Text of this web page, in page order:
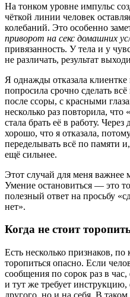
На тонком уровне импульс
чёткой линии человек
колебаний. Это особенно
приворот на секс домашних
привязанность. У тела и у
не различать, результат
Я однажды отказала клиентке
попросила срочно сделать
после ссоры, с красными
несколько раз повторила,
стала брать её в работу.
хорошо, что я отказала,
переделывать всё по памяти
ещё сильнее.
Этот случай для меня
Умение остановиться — это
полезный ответ на просьбу
нет».
Когда не стоит
Есть несколько признаков,
торопиться опасно. Если
сообщения по сорок раз в час,
и тут же требует инструкцию,
другого, но и на себя. В таком